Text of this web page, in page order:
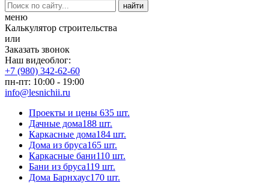
меню
Калькулятор строительства
или
Заказать звонок
Наш видеоблог:
+7 (980) 342-62-60
пн-пт: 10:00 - 19:00
info@lesnichii.ru
Проекты и цены 635 шт.
Дачные дома188 шт.
Каркасные дома184 шт.
Дома из бруса165 шт.
Каркасные бани110 шт.
Бани из бруса119 шт.
Дома Барнхаус170 шт.